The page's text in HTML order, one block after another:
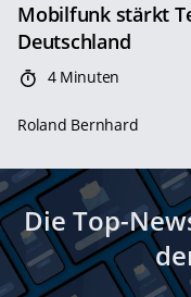
Mobilfunk stärkt
Deutschland
4 Minuten
Roland Bernhard
Die Top-